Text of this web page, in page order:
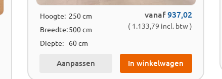
Hoogte: 250 cm
Breedte:500 cm
Diepte:
60 cm
vanaf937,02
( 1.133,79 incl. btw )
Aanpassen In winkelwagen